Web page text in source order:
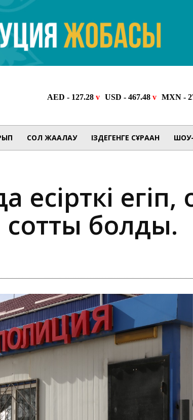
СОЛ ЖАҒАЛАУ ІЗДЕГЕНГЕ СҰРАҒАН
есірткі
сотты болды.